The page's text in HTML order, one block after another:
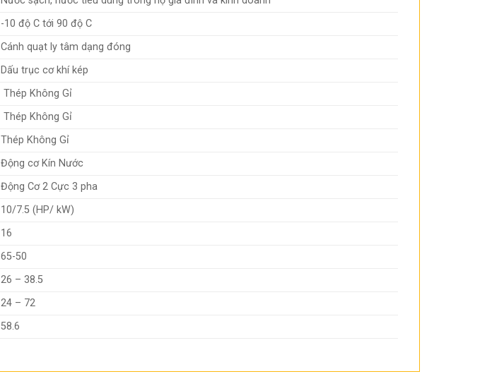
-10 độ C tới 90 độ C
Cánh quạt ly tâm dạng đóng
Dấu trục cơ khí kép
Thép Không Gỉ
Thép Không Gỉ
Thép Không Gỉ
Động cơ Kín Nước
Động Cơ 2 Cực 3 pha
10/7.5 (HP/ kW)
16
65-50
26 – 38.5
24 – 72
58.6